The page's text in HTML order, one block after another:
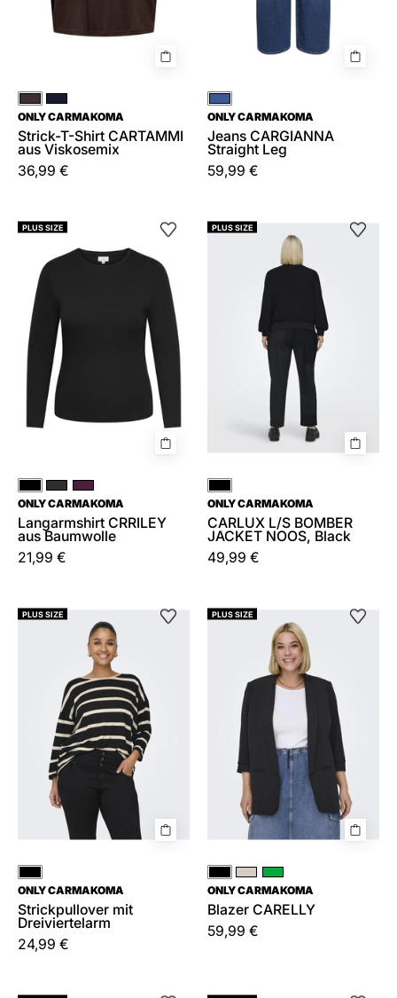
Strickpullover
mit
Dreiviertelarm
PLUS SIZE
Schwarz
ONLY CARMAKOMA
Strickpullover mit
Dreiviertelarm
24,99 €
CARELLY
PLUS SIZE
Schwarz
GrauGrün
ONLY CARMAKOMA
Blazer CARELLY
59,99 €
Langarmshirt
BraunBlau
ONLY CARMAKOMA
Strick-T-Shirt CARTAMMI
aus Viskosemix
36,99 €
Blau
ONLY CARMAKOMA
Jeans CARGIANNA
Straight Leg
59,99 €
Langarmshirt
aus
Baumwolle
PLUS SIZE
Schwarz
BraunRot
ONLY CARMAKOMA
Langarmshirt CRRILEY
aus Baumwolle
21,99 €
L/S
BOMBER
JACKET
NOOS,
Black
PLUS SIZE
Schwarz
ONLY CARMAKOMA
CARLUX L/S BOMBER
JACKET NOOS, Black
49,99 €